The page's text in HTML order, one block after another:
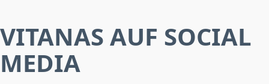
VITANAS AUF SOCIAL
MEDIA